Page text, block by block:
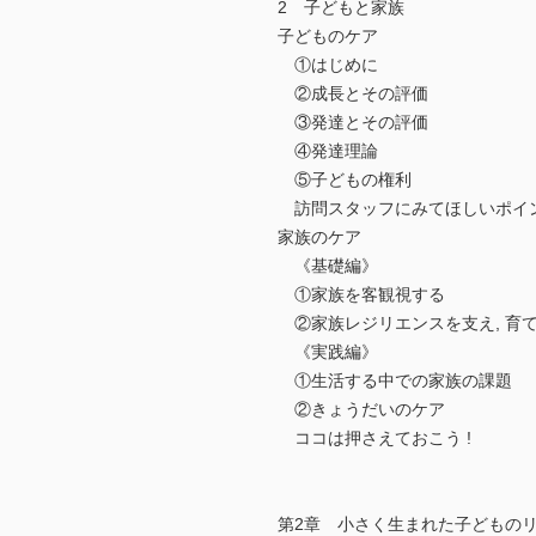
2 子どもと家族
子どものケア
①はじめに
②成長とその評価
③発達とその評価
④発達理論
⑤子どもの権利
訪問スタッフにみてほしいポイ
家族のケア
《基礎編》
①家族を客観視する
②家族レジリエンスを支え, 育
《実践編》
①生活する中での家族の課題
②きょうだいのケア
ココは押さえておこう !
第2章 小さく生まれた子どもの